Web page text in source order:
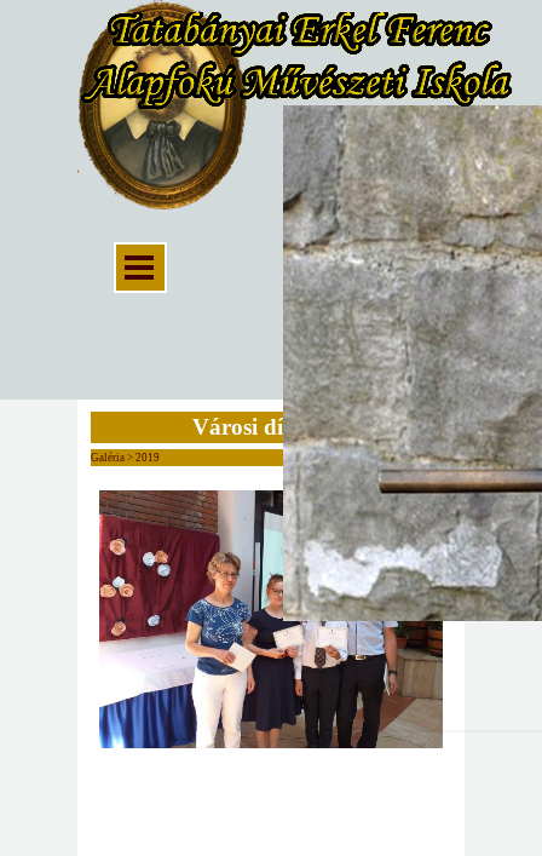
Városi díjátadó
Galéria > 2019